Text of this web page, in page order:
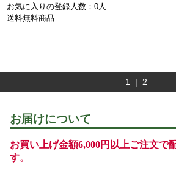
お気に入りの登録人数：0人
送料無料商品
1 | 2